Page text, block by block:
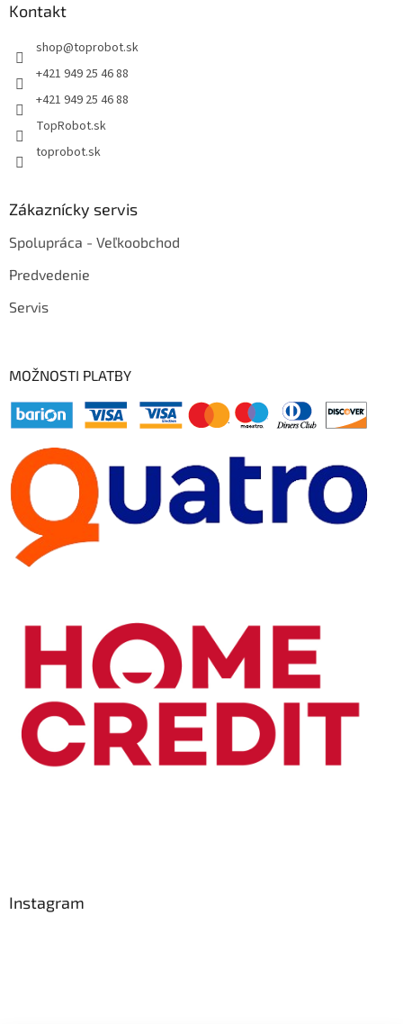
Kontakt
shop@toprobot.sk
+421 949 25 46 88
+421 949 25 46 88
TopRobot.sk
toprobot.sk
Zákaznícky servis
Spolupráca - Veľkoobchod
Predvedenie
Servis
MOŽNOSTI PLATBY
Instagram